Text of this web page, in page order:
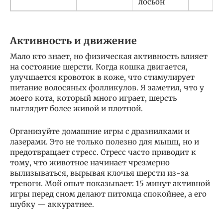
Активность и движение
Мало кто знает, но физическая активность влияет
на состояние шерсти. Когда кошка двигается,
улучшается кровоток в коже, что стимулирует
питание волосяных фолликулов. Я заметил, что у
моего кота, который много играет, шерсть
выглядит более живой и плотной.
Организуйте домашние игры с дразнилками и
лазерами. Это не только полезно для мышц, но и
предотвращает стресс. Стресс часто приводит к
тому, что животное начинает чрезмерно
вылизываться, вырывая клочья шерсти из-за
тревоги. Мой опыт показывает: 15 минут активной
игры перед сном делают питомца спокойнее, а его
шубку — аккуратнее.